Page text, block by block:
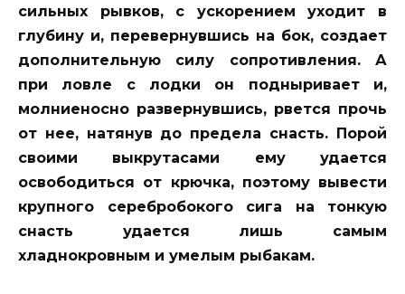
сильных рывков, с ускорением уходит в
глубину и, перевернувшись на бок, создает
дополнительную силу сопротивления. А
при ловле с лодки он подныривает и,
молниеносно развернувшись, рвется прочь
от нее, натянув до предела снасть. Порой
своими выкрутасами ему удается
освободиться от крючка, поэтому вывести
крупного серебробокого сига на тонкую
снасть удается лишь самым
хладнокровным и умелым рыбакам.